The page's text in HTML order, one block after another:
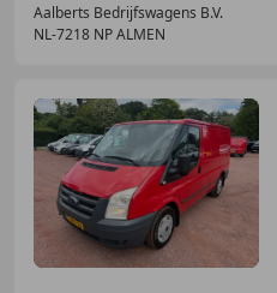
Aalberts Bedrijfswagens B.V.
NL-7218 NP ALMEN